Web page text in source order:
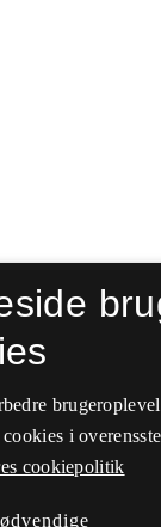
i
cookiepolitik